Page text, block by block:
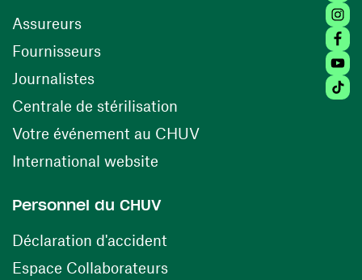
Assureurs
Fournisseurs(ouvre une nouvelle fenêtre)
Journalistes
Centrale de stérilisation (ouvre une nouvelle
Votre événement au CHUV(ouvre une nouvelle
International website
Personnel du CHUV
Déclaration d'accident
Espace Collaborateurs(ouvre une nouvelle fenêtre)